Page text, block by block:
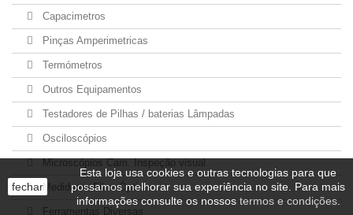
Capacimetros
Pinças Amperimetricas
Termómetros
Outros Equipamentos
Testadores de Pilhas / baterias Lâmpadas
Osciloscópios
Microscópios Cam. Inspeção visual
Medidores Fibra Óptica
Ferramentas Diversas
fechar
Esta loja usa cookies e outras tecnologias para que
possamos melhorar sua experiência no site. Para mais
informações consulte os nossos termos e condições.